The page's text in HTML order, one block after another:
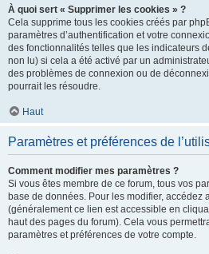
À quoi sert « Supprimer les cookies » ?
Cela supprime tous les cookies créés par
paramètres d’authentification et votre
des fonctionnalités telles que les indicateurs
non lu) si cela a été activé par un
des problèmes de connexion ou de
pourrait les résoudre.
Haut
Paramètres et préférences de
Comment modifier mes paramètres ?
Si vous êtes membre de ce forum, tous vos
base de données. Pour les modifier, accédez
(généralement ce lien est accessible en
haut des pages du forum). Cela vous
paramètres et préférences de votre compte.